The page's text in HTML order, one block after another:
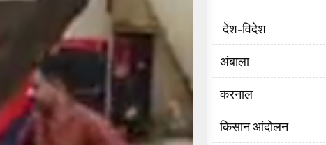
‌ देश-विदेश
अंबाला
करनाल
किसान आंदोलन